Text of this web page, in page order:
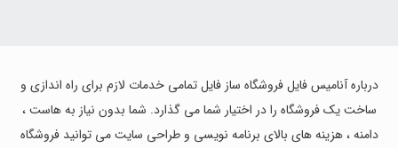
درباره آنامیس فایل فروشگاه ساز فایل تمامی خدمات لازم برای راه اندازی و
ساخت یک فروشگاه را در اختیار شما می گذارد. شما بدون نیاز به هاست ،
دامنه ، هزینه های بالای برنامه نویسی و طراحی سایت می توانید فروشگاه